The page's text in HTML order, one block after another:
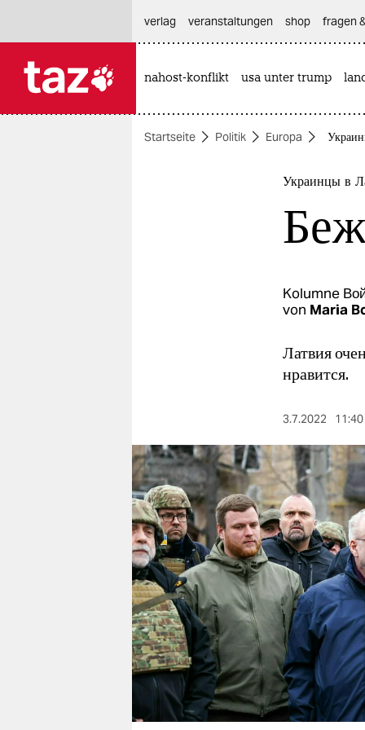
themen
wahrheit
verlag
verlag
veranstaltungen
shop
fragen & hilfe
unterstützen
abo
genossenschaft
verlag
veranstaltungen shop fragen
nahost-konflikt usa unter trump
Startseite Politik Europa
Украинцы в
Kolumne
von Maria
Латвия
нравится.
3.7.2022